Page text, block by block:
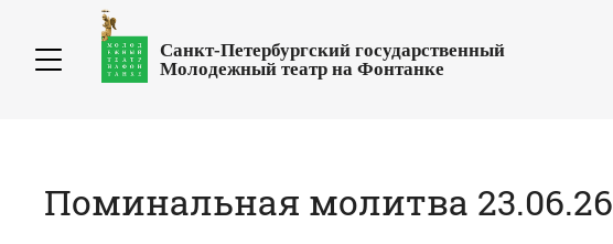
Санкт-Петербургский государственный
Молодежный театр на Фонтанке
Поминальная молитва 23.06.26